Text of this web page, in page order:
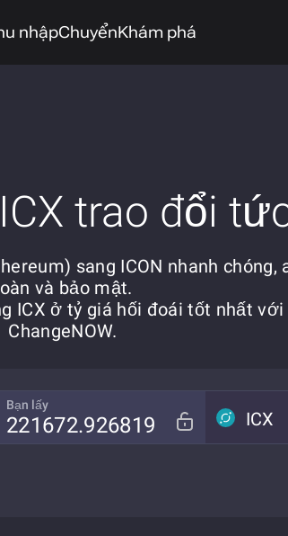
nhậpChuyểnKhám phá
trao đổi
sang ICON nhanh chóng,
và bảo mật.
ICX ở tỷ giá hối đoái tốt nhất với
ChangeNOW.
Bạn lấy
ICX